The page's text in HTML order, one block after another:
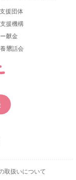
援団体
援機構
献金
懇話会
取扱いについて